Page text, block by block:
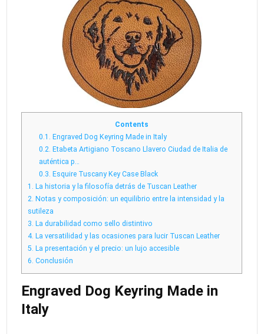
Contents
0.1. Engraved Dog Keyring Made in Italy
0.2. Etabeta Artigiano Toscano Llavero Ciudad de Italia de
auténtica p…
0.3. Esquire Tuscany Key Case Black
1. La historia y la filosofía detrás de Tuscan Leather
2. Notas y composición: un equilibrio entre la intensidad y la
sutileza
3. La durabilidad como sello distintivo
4. La versatilidad y las ocasiones para lucir Tuscan Leather
5. La presentación y el precio: un lujo accesible
6. Conclusión
Engraved Dog Keyring Made in
Italy